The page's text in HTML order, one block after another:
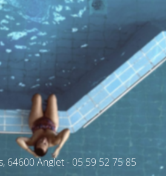
64600 Anglet - 05 59 52 75 85